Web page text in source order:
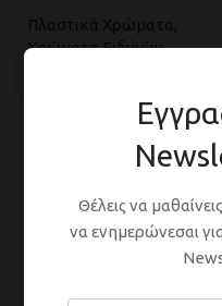
,
Χρώματα Ειδικών
Θέλεις να
να ενημερώνεσαι